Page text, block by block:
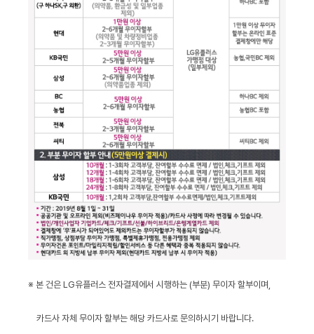
※ 본 건은 LG유플러스 전자결제에서 시행하는 (부분) 무이자 할부이며,
카드사 자체 무이자 할부는 해당 카드사로 문의하시기 바랍니다.